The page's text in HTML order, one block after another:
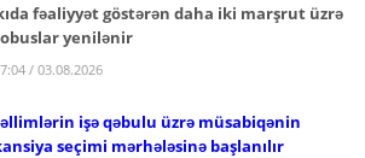
fəaliyyət göstərən daha iki marşrut üzrə
yenilənir
/ 03.08.2026
işə qəbulu üzrə müsabiqənin
seçimi mərhələsinə başlanılır